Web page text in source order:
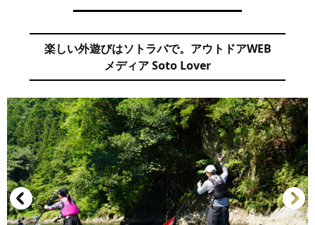
楽しい外遊びはソトラバで。アウトドアWEB
メディア Soto Lover